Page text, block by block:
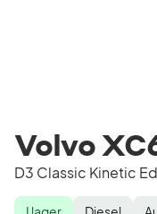
Volvo
D3 Classic Kinetic